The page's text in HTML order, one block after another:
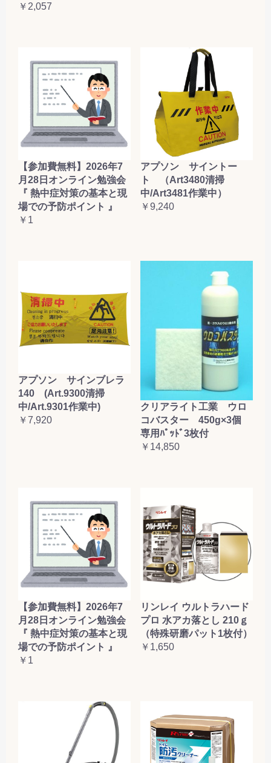
￥2,057
【参加費無料】2026年7
月28日オンライン勉強会
『 熱中症対策の基本と現
場での予防ポイント 』
￥1
アプソン サイントー
ト （Art3480清掃
中/Art3481作業中）
￥9,240
アプソン サインブレラ
140 (Art.9300清掃
中/Art.9301作業中)
￥7,920
クリアライト工業 ウロ
コバスター 450g×3個
専用ﾊﾟｯﾄﾞ3枚付
￥14,850
【参加費無料】2026年7
月28日オンライン勉強会
『 熱中症対策の基本と現
場での予防ポイント 』
￥1
リンレイ ウルトラハード
プロ 水アカ落とし 210ｇ
（特殊研磨パット1枚付）
￥1,650